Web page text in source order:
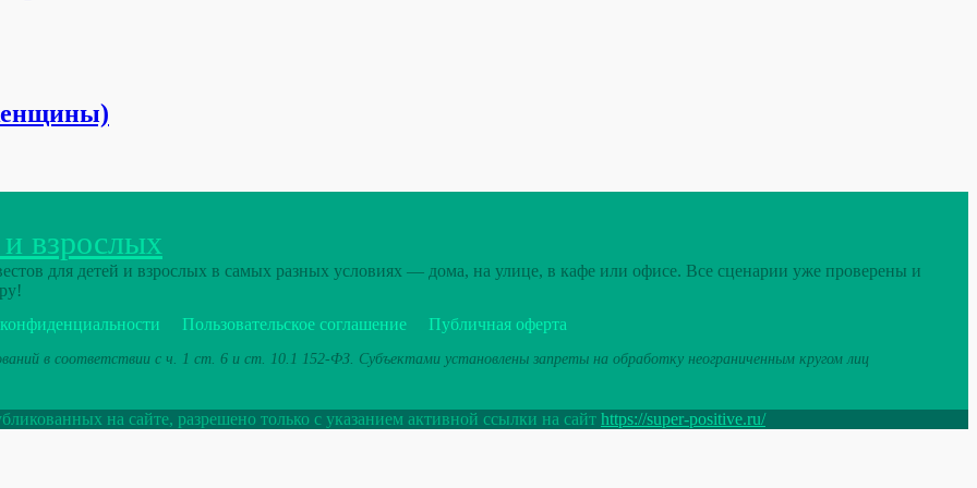
взрослых
для детей и взрослых в самых разных условиях — дома, на улице, в кафе или офисе. Все сценарии уже проверены и
Пользовательское соглашение Публичная оферта
в соответствии с ч. 1 ст. 6 и ст. 10.1 152-ФЗ. Субъектами установлены запреты на обработку неограниченным кругом лиц
на сайте, разрешено только с указанием активной ссылки на сайт https://super-positive.ru/